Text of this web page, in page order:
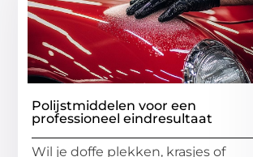
Polijstmiddelen voor een
professioneel eindresultaat
Wil je doffe plekken, krasjes of